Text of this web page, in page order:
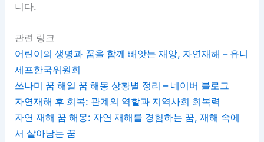
니다.
관련 링크
어린이의 생명과 꿈을 함께 빼앗는 재앙, 자연재해 – 유니
세프한국위원회
쓰나미 꿈 해일 꿈 해몽 상황별 정리 – 네이버 블로그
자연재해 후 회복: 관계의 역할과 지역사회 회복력
자연 재해 꿈 해몽: 자연 재해를 경험하는 꿈, 재해 속에
서 살아남는 꿈